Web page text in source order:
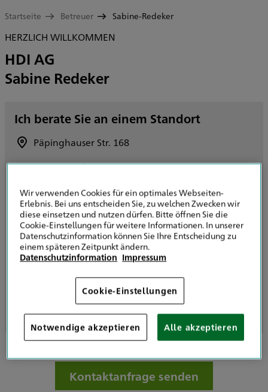
Startseite Betreuer Sabine-Redeker
HERZLICH WILLKOMMEN
HDI AG
Sabine Redeker
Ich berate Sie an einem Standort
Päpinghauser Str. 168
32423 Minden
Route planen
+49 571 3880648
+49 571 3880647
E-Mail senden
Geöffnet nach Vereinbarung
Kontaktanfrage senden
Wir verwenden Cookies für ein optimales Webseiten-
Erlebnis. Bei uns entscheiden Sie, zu welchen Zwecken wir
diese einsetzen und nutzen dürfen. Bitte öffnen Sie die
Cookie-Einstellungen für weitere Informationen. In unserer
Datenschutzinformation können Sie Ihre Entscheidung zu
einem späteren Zeitpunkt ändern.
Datenschutzinformation Impressum
Cookie-Einstellungen
Notwendige akzeptieren Alle akzeptieren